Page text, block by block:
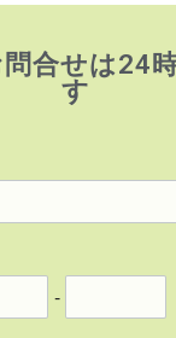
合せは24
す
-